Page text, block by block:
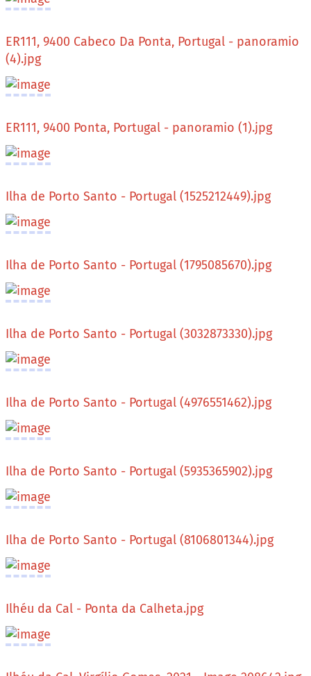
ER111, 9400 Cabeco Da Ponta, Portugal - panoramio
(4).jpg
ER111, 9400 Ponta, Portugal - panoramio (1).jpg
Ilha de Porto Santo - Portugal (1525212449).jpg
Ilha de Porto Santo - Portugal (1795085670).jpg
Ilha de Porto Santo - Portugal (3032873330).jpg
Ilha de Porto Santo - Portugal (4976551462).jpg
Ilha de Porto Santo - Portugal (5935365902).jpg
Ilha de Porto Santo - Portugal (8106801344).jpg
Ilhéu da Cal - Ponta da Calheta.jpg